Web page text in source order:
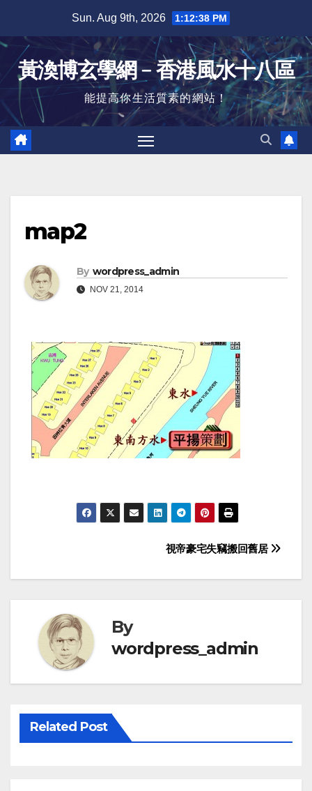
content
Sun. Aug 9th, 2026 1:12:38 PM
黃渙博玄學網﹣香港風水十八區
能提高你生活質素的網站！
map2
By wordpress_admin
NOV 21, 2014
navigation
視帝豪宅失竊搬回舊居
By
wordpress_admin
Related Post